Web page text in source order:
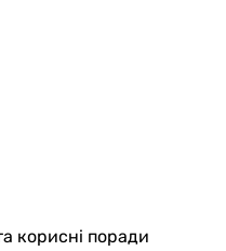
корисні поради